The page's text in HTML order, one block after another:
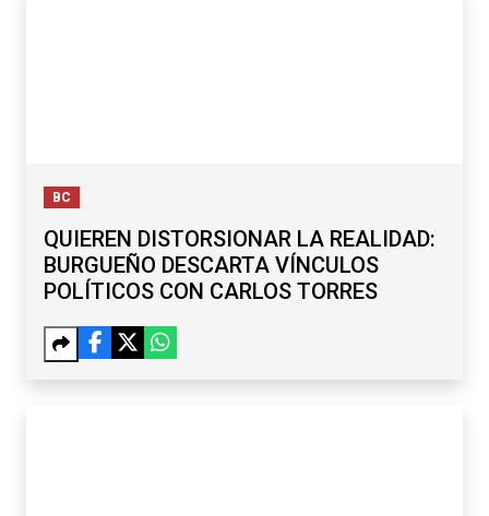
POLÍTICOS CON CARLOS TORRES